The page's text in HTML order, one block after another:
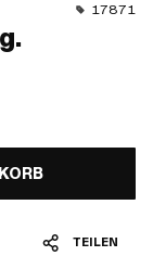
17871
TEILEN